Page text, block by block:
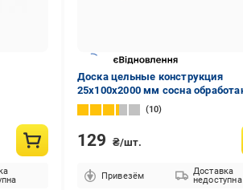
Доска цельные конструкция
25х100х2000 мм сосна
10
129 ₴/шт.
Привезём
Доставка
недоступна